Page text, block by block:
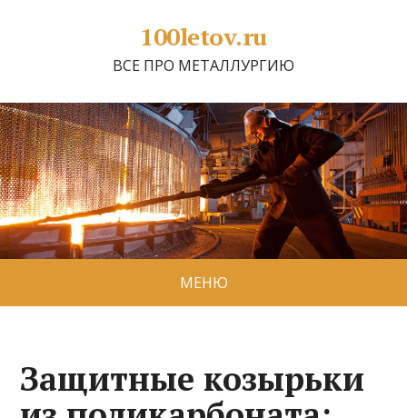
100letov.ru
ВСЕ ПРО МЕТАЛЛУРГИЮ
МЕНЮ
Защитные козырьки